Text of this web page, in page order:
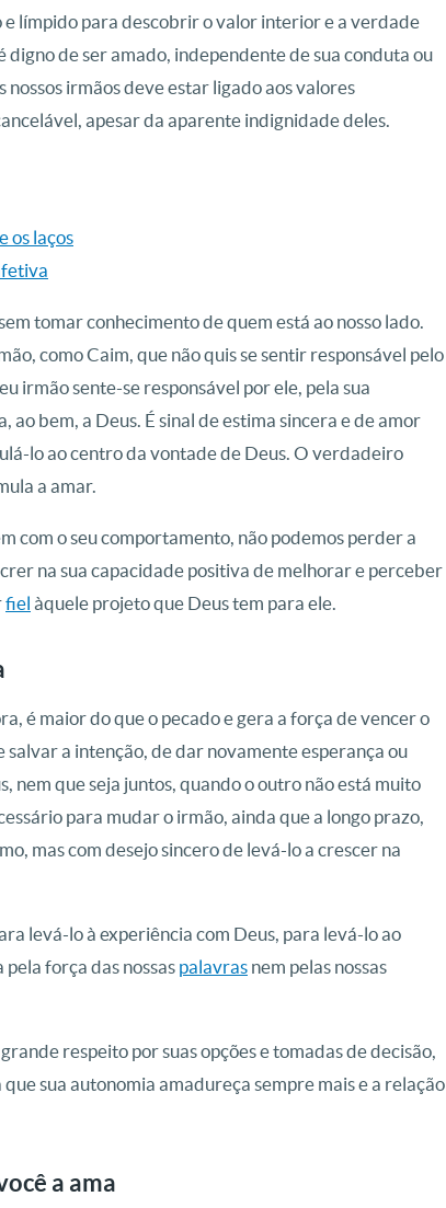
límpido para descobrir o valor interior e a verdade
digno de ser amado, independente de sua conduta ou
irmãos deve estar ligado aos valores
apesar da aparente indignidade deles.
os laços
tomar conhecimento de quem está ao nosso lado.
como Caim, que não quis se sentir responsável pelo
irmão sente-se responsável por ele, pela sua
bem, a Deus. É sinal de estima sincera e de amor
lo ao centro da vontade de Deus. O verdadeiro
a amar.
com o seu comportamento, não podemos perder a
na sua capacidade positiva de melhorar e perceber
fiel àquele projeto que Deus tem para ele.
é maior do que o pecado e gera a força de vencer o
a intenção, de dar novamente esperança ou
nem que seja juntos, quando o outro não está muito
para mudar o irmão, ainda que a longo prazo,
mas com desejo sincero de levá-lo a crescer na
levá-lo à experiência com Deus, para levá-lo ao
pela força das nossas palavras nem pelas nossas
respeito por suas opções e tomadas de decisão,
sua autonomia amadureça sempre mais e a relação
a ama
Vida De Jonas Abib
R$ 42,41